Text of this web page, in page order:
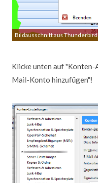
Bildausschnitt aus
Klicke unten auf "Konten-
Mail-Konto hinzufügen"!